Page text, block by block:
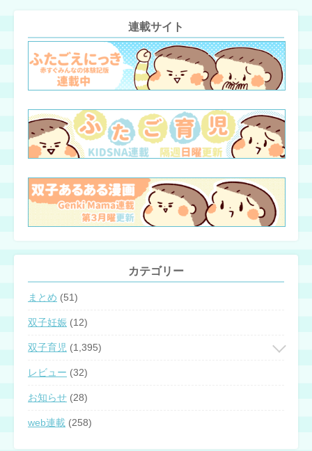
連載サイト
カテゴリー
まとめ (51)
双子妊娠 (12)
双子育児 (1,395)
レビュー (32)
お知らせ (28)
web連載 (258)